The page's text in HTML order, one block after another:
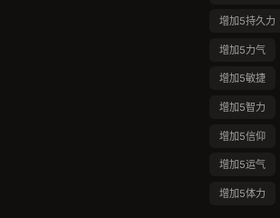
增加5持久力
增加5力气
增加5敏捷
增加5智力
增加5信仰
增加5运气
增加5体力